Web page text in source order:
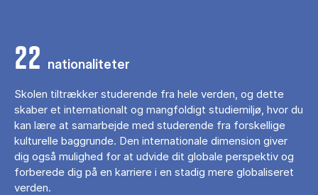
22 nationaliteter
Skolen tiltrækker studerende fra hele verden, og dette
skaber et internationalt og mangfoldigt studiemiljø, hvor du
kan lære at samarbejde med studerende fra forskellige
kulturelle baggrunde. Den internationale dimension giver
dig også mulighed for at udvide dit globale perspektiv og
forberede dig på en karriere i en stadig mere globaliseret
verden.